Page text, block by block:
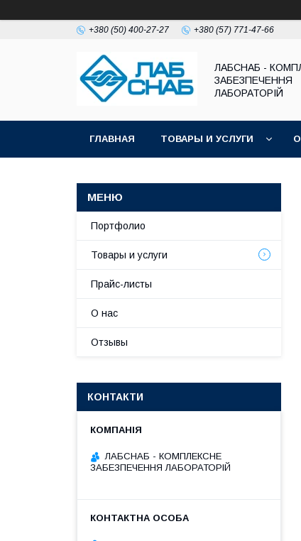
+380 (50) 400-27-27 +380 (57) 771-47-66
ЛАБСНАБ -
ЗАБЕЗПЕЧЕННЯ
ЛАБОРАТОРІЙ
ГЛАВНАЯ ТОВАРЫ И УСЛУГИ
Портфолио
Товары и услуги
Прайс-листы
О нас
Отзывы
КОНТАКТИ
ЛАБСНАБ - КОМПЛЕКСНЕ
ЗАБЕЗПЕЧЕННЯ ЛАБОРАТОРІЙ